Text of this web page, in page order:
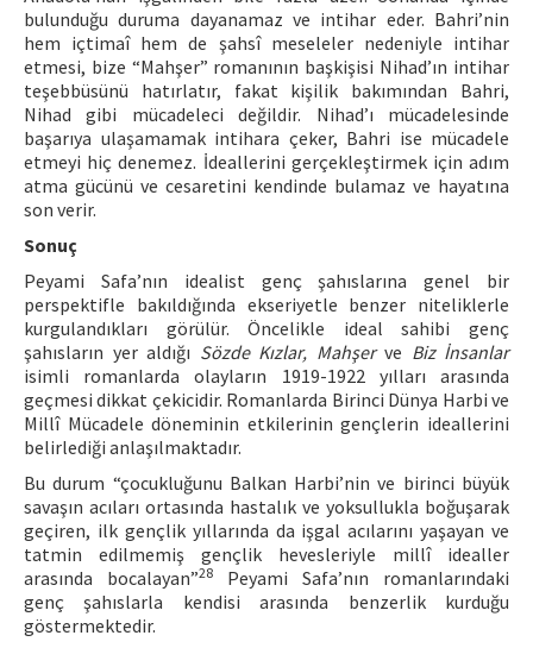
bulunduğu duruma dayanamaz ve intihar eder. Bahri’nin
hem içtimaî hem de şahsî meseleler nedeniyle intihar
etmesi, bize “Mahşer” romanının başkişisi Nihad’ın intihar
teşebbüsünü hatırlatır, fakat kişilik bakımından Bahri,
Nihad gibi mücadeleci değildir. Nihad’ı mücadelesinde
başarıya ulaşamamak intihara çeker, Bahri ise mücadele
etmeyi hiç denemez. İdeallerini gerçekleştirmek için adım
atma gücünü ve cesaretini kendinde bulamaz ve hayatına
son verir.
Sonuç
Peyami Safa’nın idealist genç şahıslarına genel bir
perspektifle bakıldığında ekseriyetle benzer niteliklerle
kurgulandıkları görülür. Öncelikle ideal sahibi genç
şahısların yer aldığı Sözde Kızlar, Mahşerve Biz İnsanlar
isimli romanlarda olayların 1919-1922 yılları arasında
geçmesi dikkat çekicidir. Romanlarda Birinci Dünya Harbi ve
Millî Mücadele döneminin etkilerinin gençlerin ideallerini
belirlediği anlaşılmaktadır.
Bu durum “çocukluğunu Balkan Harbi’nin ve birinci büyük
savaşın acıları ortasında hastalık ve yoksullukla boğuşarak
geçiren, ilk gençlik yıllarında da işgal acılarını yaşayan ve
tatmin edilmemiş gençlik hevesleriyle millî idealler
arasında bocalayan”28
Peyami Safa’nın romanlarındaki
genç şahıslarla kendisi arasında benzerlik kurduğu
göstermektedir.